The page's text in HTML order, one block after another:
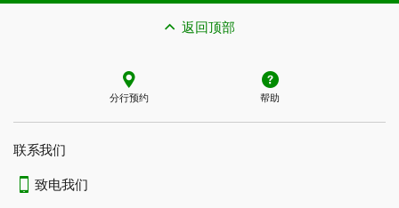
返回顶部
分行预约 帮助
联系我们​​​​​​​
致电我们